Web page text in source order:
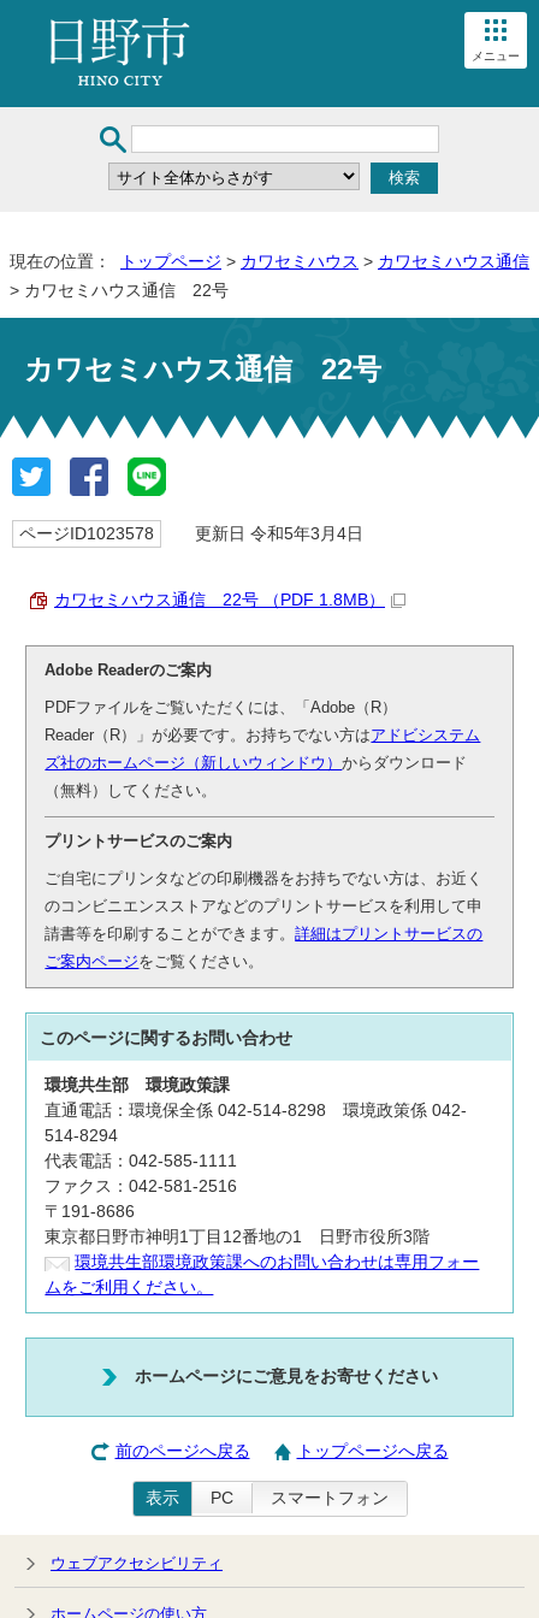
メニュー
現在の位置： トップページ > カワセミハウス > カワセミハウス通信
> カワセミハウス通信 22号
カワセミハウス通信 22号
ページID1023578 更新日 令和5年3月4日
カワセミハウス通信 22号 （PDF 1.8MB）
Adobe Readerのご案内
PDFファイルをご覧いただくには、「Adobe（R）
Reader（R）」が必要です。お持ちでない方はアドビシステム
ズ社のホームページ（新しいウィンドウ）からダウンロード
（無料）してください。
プリントサービスのご案内
ご自宅にプリンタなどの印刷機器をお持ちでない方は、お近く
のコンビニエンスストアなどのプリントサービスを利用して申
請書等を印刷することができます。詳細はプリントサービスの
ご案内ページをご覧ください。
このページに関するお問い合わせ
環境共生部環境政策課
直通電話：環境保全係 042-514-8298 環境政策係 042-
514-8294
代表電話：042-585-1111
ファクス：042-581-2516
〒191-8686
東京都日野市神明1丁目12番地の1 日野市役所3階
環境共生部環境政策課へのお問い合わせは専用フォー
ムをご利用ください。
ホームページにご意見をお寄せください
前のページへ戻る トップページへ戻る
表示 PC スマートフォン
ウェブアクセシビリティ
ホームページの使い方